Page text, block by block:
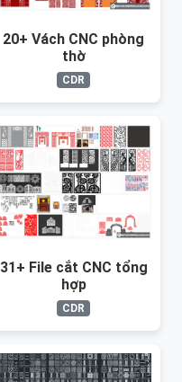
20+ Vách CNC phòng
thờ
CDR
31+ File cắt CNC tổng
hợp
CDR